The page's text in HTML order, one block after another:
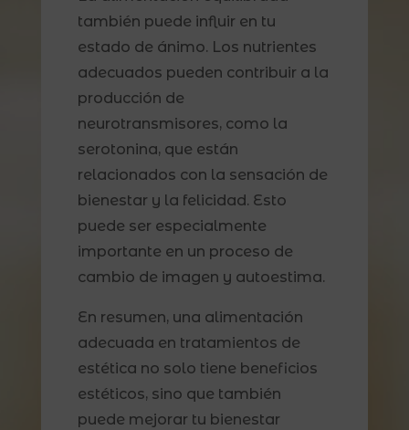
también puede influir en tu
estado de ánimo. Los nutrientes
adecuados pueden contribuir a la
producción de
neurotransmisores, como la
serotonina, que están
relacionados con la sensación de
bienestar y la felicidad. Esto
puede ser especialmente
importante en un proceso de
cambio de imagen y autoestima.
En resumen, una alimentación
adecuada en tratamientos de
estética no solo tiene beneficios
estéticos, sino que también
puede mejorar tu bienestar